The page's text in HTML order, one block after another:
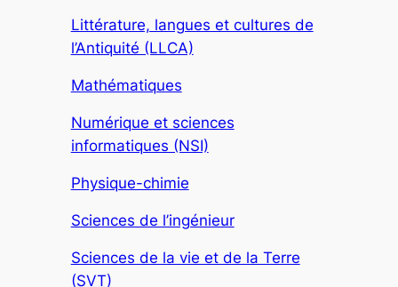
Littérature, langues et cultures de
l’Antiquité (LLCA)
Mathématiques
Numérique et sciences
informatiques (NSI)
Physique-chimie
Sciences de l’ingénieur
Sciences de la vie et de la Terre
(SVT)